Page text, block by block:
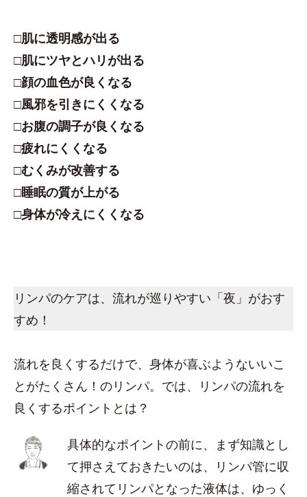
□肌に透明感が出る
□肌にツヤとハリが出る
□顔の血色が良くなる
□風邪を引きにくくなる
□お腹の調子が良くなる
□疲れにくくなる
□むくみが改善する
□睡眠の質が上がる
□身体が冷えにくくなる
リンパのケアは、流れが巡りやすい「夜」がおす
すめ！
流れを良くするだけで、身体が喜ぶようないいこ
とがたくさん！のリンパ。では、リンパの流れを
良くするポイントとは？
具体的なポイントの前に、まず知識とし
て押さえておきたいのは、リンパ管に収
縮されてリンパとなった液体は、ゆっく